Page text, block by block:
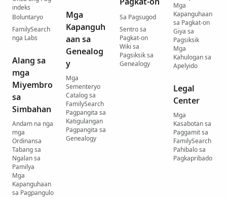
indeks
Boluntaryo
FamilySearch
nga Labs
Alang sa
mga
Miyembro
sa
Simbahan
Andam na nga
mga
Ordinansa
Tabang sa
Ngalan sa
Pamilya
Mga
Kapanguhaan
sa Pagpangulo
Mga
Kapanguh
aan sa
Genealog
y
Mga
Sementeryo
Catalog sa
FamilySearch
Pagpangita sa
Katigulangan
Pagpangita sa
Genealogy
Sa Pagsugod
Sentro sa
Pagkat-on
Wiki sa
Pagsiksik sa
Genealogy
Mga
Kapanguhaan
sa Pagkat-on
Giya sa
Pagsiksik
Mga
Kahulogan sa
Apelyido
Legal
Center
Mga
Kasabotan sa
Paggamit sa
FamilySearch
Pahibalo sa
Pagkapribado